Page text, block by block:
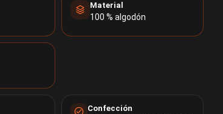
Material
100 % algodón
Confección